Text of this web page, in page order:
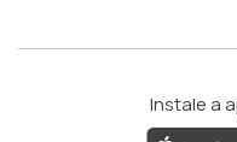
Instale a